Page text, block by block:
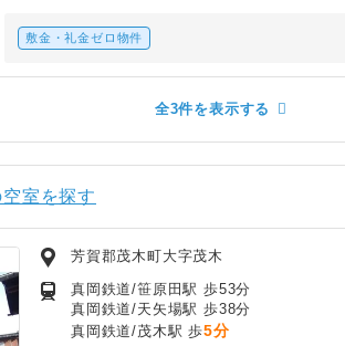
敷金・礼金ゼロ物件
全3件を表示する
室を探す
芳賀郡茂木町大字茂木
真岡鉄道/笹原田駅 歩53分
真岡鉄道/天矢場駅 歩38分
真岡鉄道/茂木駅 歩5分